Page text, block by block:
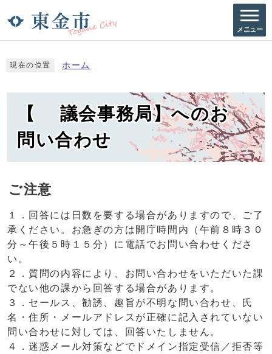
メニュー
現在の位置 ホーム
【 議会事務局】へのお
問い合わせ
ご注意
１．回答には日数を要する場合がありますので、ご了
承ください。お急ぎの方は開庁時間内（午前８時３０
分～午後５時１５分）に電話でお問い合わせくださ
い。
２．質問の内容により、お問い合わせをいただいた課
でない他の課から回答する場合があります。
３．セールス、勧誘、趣旨が不明な問い合わせ、氏
名・住所・メールアドレスが正確に記入されていない
問い合わせに対しては、回答いたしません。
４．迷惑メール対策などでドメイン指定受信／拒否等